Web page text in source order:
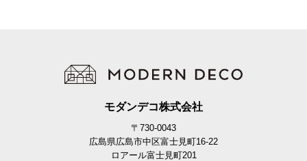
カラーバリエーションモダンデコ株式会社
〒730-0043
広島県広島市中区富士見町16-22
ロアール富士見町201